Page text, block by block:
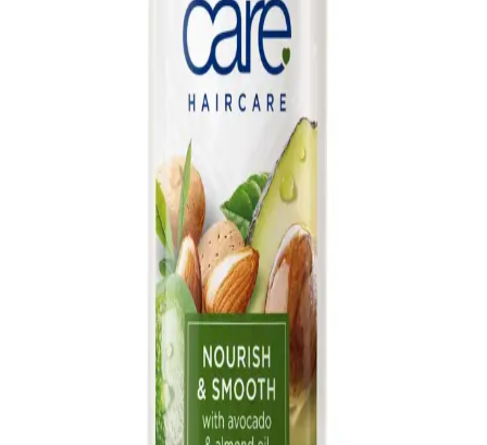
Badem yağı ve doğal özlerle formüle edilen el kremi, kuru ve hassas
ciltleri nemlendirir, tahrişi azaltır ve yumuşaklık sağlar. Günlük
kullanım için uygun, doğal içerikli bir bakım seçeneği.
Bademli El ve Vücut Kremi: Doğal ve Etkili Cilt
Badem yağı içeren el ve vücut kremi, kuru ve hassas ciltler için
doğal nemlendirici sağlar. Düzenli kullanımda cilt elastikiyetini
artırır, yatıştırıcı etkiler gösterir ve cilt sağlığını destekler.
Cliniva Tatlı Badem Yağı: Doğal ve Çok Yönlü Cilt
Bakım Ürünü 250 ml
Cliniva'nın %100 doğal soğuk sıkım tatlı badem yağı, cilt ve vücut
bakımında çok yönlü faydalar sunar. Nemlendirir, pürüzsüzleştirir ve
doğal güzelliğinizi destekler.
Le'Sandre Organics Doğal Saç Bakım Seti Badem,
Çam Terebentin ve Hint Yağıyla Güçlenir